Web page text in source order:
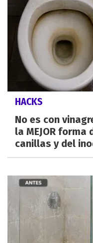
HACKS
No es con
la MEJOR
canillas y del